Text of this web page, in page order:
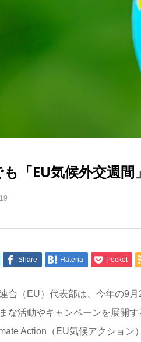
も「EU気候外交週
Share Hatena Pocket
合（EU）代表部は、今年の9
な活動やキャンペーンを展開
Action（EU気候アクション